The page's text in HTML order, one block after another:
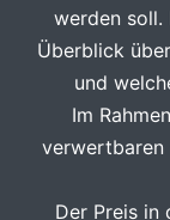
werden soll.
Überblick
und
Im
verwertbaren
Der Preis in